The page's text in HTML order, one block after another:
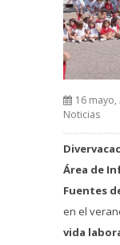
16 mayo,
Noticias
Área de
Fuentes
en el
vida